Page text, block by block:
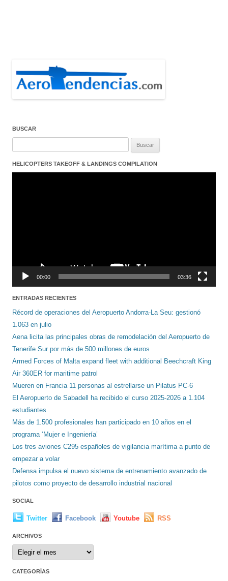
BUSCAR
HELICOPTERS TAKEOFF & LANDINGS COMPILATION
00:00 03:36
ENTRADAS RECIENTES
Récord de operaciones del Aeropuerto Andorra-La Seu: gestionó
1.063 en julio
Aena licita las principales obras de remodelación del Aeropuerto de
Tenerife Sur por más de 500 millones de euros
Armed Forces of Malta expand fleet with additional Beechcraft King
Air 360ER for maritime patrol
Mueren en Francia 11 personas al estrellarse un Pilatus PC-6
El Aeropuerto de Sabadell ha recibido el curso 2025-2026 a 1.104
estudiantes
Más de 1.500 profesionales han participado en 10 años en el
programa ‘Mujer e Ingeniería’
Los tres aviones C295 españoles de vigilancia marítima a punto de
empezar a volar
Defensa impulsa el nuevo sistema de entrenamiento avanzado de
pilotos como proyecto de desarrollo industrial nacional
SOCIAL
Twitter Facebook Youtube RSS
ARCHIVOS
Archivos
CATEGORÍAS